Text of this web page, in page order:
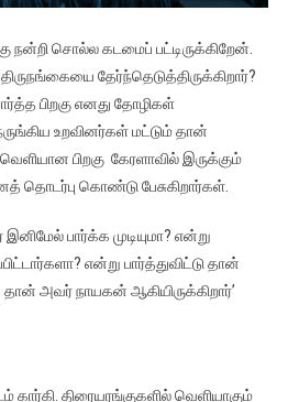
நன்றி சொல்ல கடமைப் பட்டிருக்கிறேன்.
தேர்ந்தெடுத்திருக்கிறார்?
பிறகு எனது தோழிகள்
உறவினர்கள் மட்டும் தான்
பிறகு கேரளாவில் இருக்கும்
தொடர்பு கொண்டு பேசுகிறார்கள்.
பார்க்க முடியுமா? என்று
என்று பார்த்துவிட்டு தான்
அவர் நாயகன் ஆகியிருக்கிறார்’
கார்கி. திரையரங்குகளில் வெளியாகும்